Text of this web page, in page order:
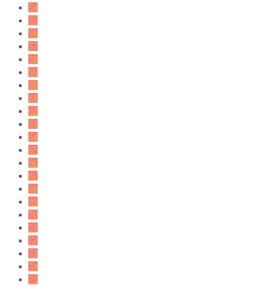
54
55
56
57
58
59
60
61
62
63
64
65
66
67
68
69
70
71
72
73
74
75